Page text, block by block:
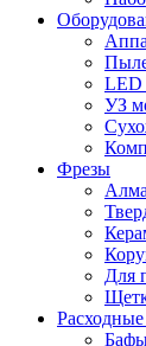
LED
УЗ
Фрезы
Для